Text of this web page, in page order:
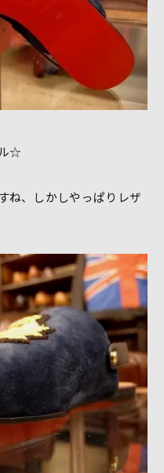
☆
ね、しかしやっぱりレザ